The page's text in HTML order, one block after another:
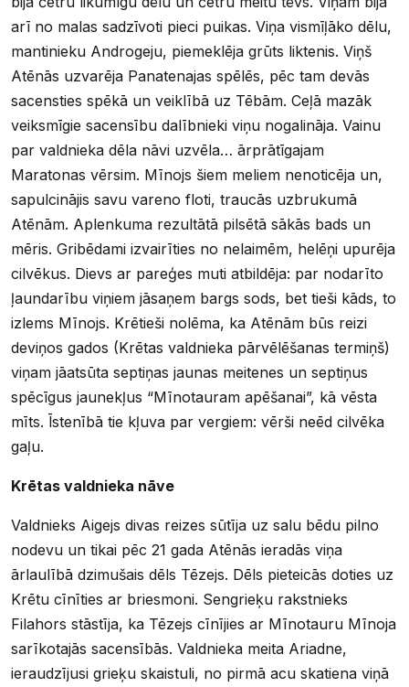
arī no malas sadzīvoti pieci puikas. Viņa vismīļāko dēlu,
mantinieku Androgeju, piemeklēja grūts liktenis. Viņš
Atēnās uzvarēja Panatenajas spēlēs, pēc tam devās
sacensties spēkā un veiklībā uz Tēbām. Ceļā mazāk
veiksmīgie sacensību dalībnieki viņu nogalināja. Vainu
par valdnieka dēla nāvi uzvēla… ārprātīgajam
Maratonas vērsim. Mīnojs šiem meliem nenoticēja un,
sapulcinājis savu vareno floti, traucās uzbrukumā
Atēnām. Aplenkuma rezultātā pilsētā sākās bads un
mēris. Gribēdami izvairīties no nelaimēm, helēņi upurēja
cilvēkus. Dievs ar pareģes muti atbildēja: par nodarīto
ļaundarību viņiem jāsaņem bargs sods, bet tieši kāds, to
izlems Mīnojs. Krētieši nolēma, ka Atēnām būs reizi
deviņos gados (Krētas valdnieka pārvēlēšanas termiņš)
viņam jāatsūta septiņas jaunas meitenes un septiņus
spēcīgus jaunekļus “Mīnotauram apēšanai”, kā vēsta
mīts. Īstenībā tie kļuva par vergiem: vērši neēd cilvēka
gaļu.
Krētas valdnieka nāve
Valdnieks Aigejs divas reizes sūtīja uz salu bēdu pilno
nodevu un tikai pēc 21 gada Atēnās ieradās viņa
ārlaulībā dzimušais dēls Tēzejs. Dēls pieteicās doties uz
Krētu cīnīties ar briesmoni. Sengrieķu rakstnieks
Filahors stāstīja, ka Tēzejs cīnījies ar Mīnotauru Mīnoja
sarīkotajās sacensībās. Valdnieka meita Ariadne,
ieraudzījusi grieķu skaistuli, no pirmā acu skatiena viņā